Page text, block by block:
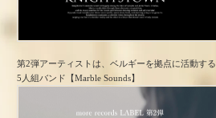
第2弾アーティストは、ベルギーを拠点に活動する
5人組バンド【Marble Sounds】